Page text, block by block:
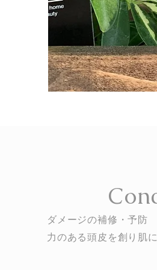
ダメージの補修・予
力のある頭皮を創り肌